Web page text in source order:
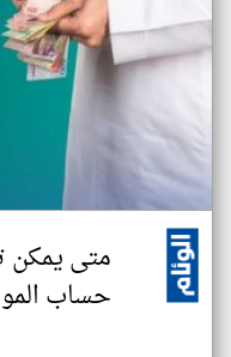
متى يمكن
حساب